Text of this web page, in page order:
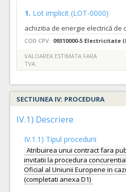
1. Lot implicit (LOT-0000)
COD CPV: 09310000-5 Electricitate
VALOAREA ESTIMATA FARA
TVA:
SECTIUNEA IV: PROCEDURA
IV.1) Descriere
IV.1.1) Tipul procedurii
Atribuirea unui contract fara
invitatii la procedura
Oficial al Uniunii Europene in
(completati anexa D1)